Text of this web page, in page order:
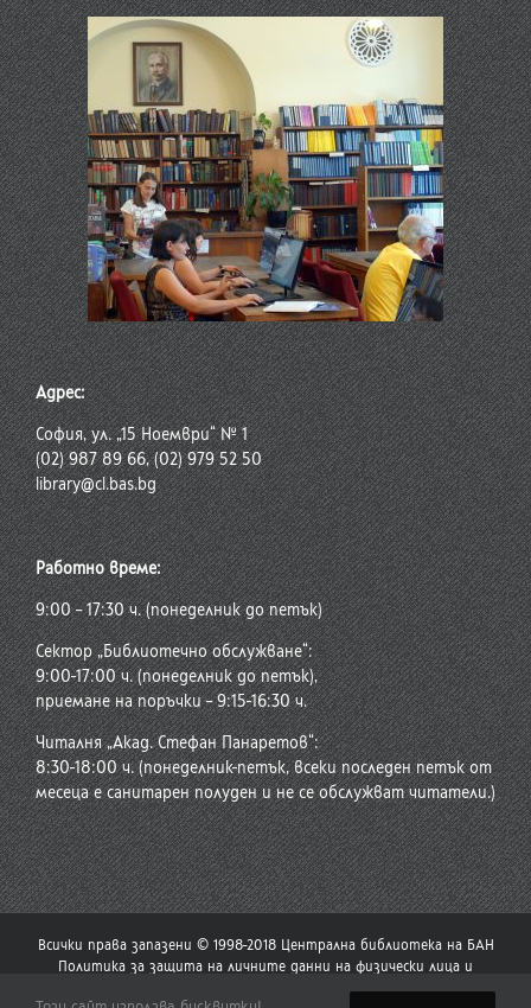
Адрес:
София, ул. „15 Ноември“ № 1
(02) 987 89 66, (02) 979 52 50
library@cl.bas.bg
Работно време:
9:00 – 17:30 ч. (понеделник до петък)
Сектор „Библиотечно обслужване“:
9:00-17:00 ч. (понеделник до петък),
приемане на поръчки – 9:15-16:30 ч.
Читалня „Акад. Стефан Панаретов“:
8:30-18:00 ч. (понеделник-петък, всеки последен петък от
месеца е санитарен полуден и не се обслужват читатели.)
Всички права запазени © 1998-2018 Централна библиотека на БАН
Политика за защита на личните данни на физически лица и
политика за употреба на бисквитки